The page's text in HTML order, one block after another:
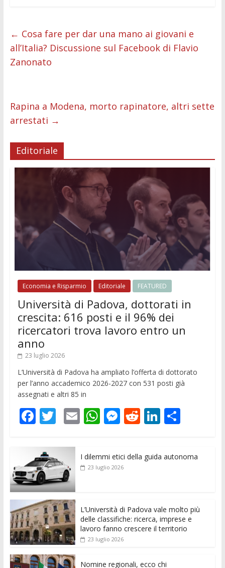
b
o
o
er l s
A
e
n
di
t
e
dI
di
vi
← Cosa fare per dar una mano ai giovani e
all’Italia? Discussione sul Facebook di Flavio
Zanonato
Rapina a Modena, morto rapinatore, altri sette
arrestati →
Editoriale
Economia e Risparmio Editoriale FEATURED
Università di Padova, dottorati in
crescita: 616 posti e il 96% dei
ricercatori trova lavoro entro un
anno
23 luglio 2026
L’Università di Padova ha ampliato l’offerta di dottorato
per l’anno accademico 2026-2027 con 531 posti già
assegnati e altri 85 in
F
e
b
o
o
k
T
itt
er
E
ai
l
W
s
p
M
ss
e
er
R
di
Li
e
C
di
I dilemmi etici della guida autonoma
23 luglio 2026
L’Università di Padova vale molto più
delle classifiche: ricerca, imprese e
lavoro fanno crescere il territorio
23 luglio 2026
Nomine regionali, ecco chi